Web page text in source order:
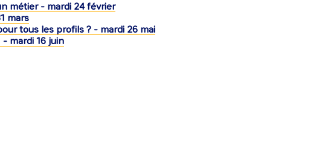
métier - mardi 24 février
mars
tous les profils ? - mardi 26 mai
mardi 16 juin